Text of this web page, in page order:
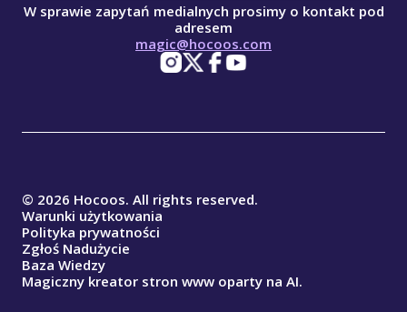
W sprawie zapytań medialnych prosimy o kontakt pod
adresem
magic@hocoos.com
© 2026 Hocoos. All rights reserved.
Warunki użytkowania
Polityka prywatności
Zgłoś Nadużycie
Baza Wiedzy
Magiczny kreator stron www oparty na AI.